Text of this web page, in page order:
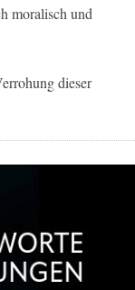
moralisch und
dieser